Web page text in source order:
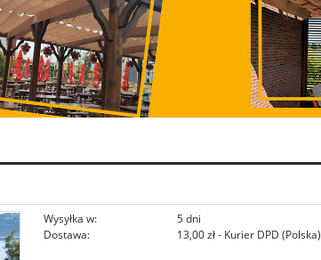
Wysyłka w:
5 dni
Dostawa:
13,00 zł- Kurier DPD (Polska)